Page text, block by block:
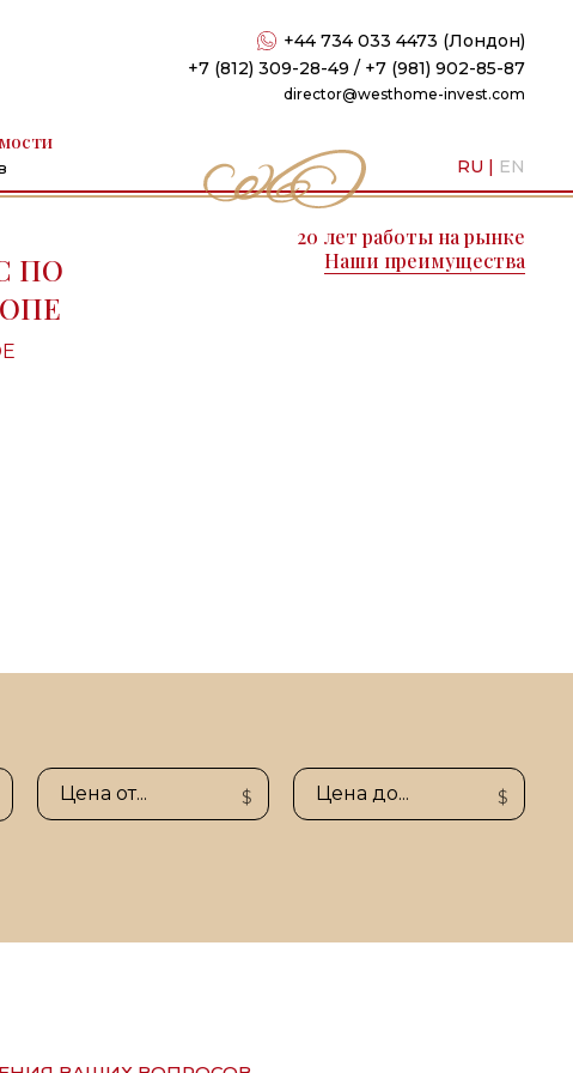
+44 734 033 4473 (Лондон)
+7 (812) 309-28-49 / +7 (981) 902-85-87
director@westhome-invest.com
RU | EN
ПО
20 лет работы на рынке
Наши преимущества
$ $